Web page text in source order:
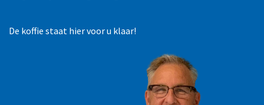
De koffie staat hier voor u klaar!